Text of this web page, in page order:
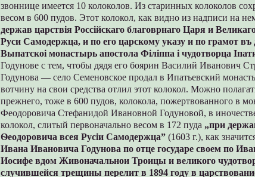
звоннице имеется 10 колоколов. Из старинных колоколов
весом в 600 пудов. Этот колокол, как видно из надписи на
держав царствiя Россiйскаго благоврнаго Царя и
Руси Самодержца, и по его царскому указу и по грамот
Выпатскоi монастырь апостола Фiлiппа i чудотворца
Годунове с тем, чтобы дядя его боярин Василий Иванович
Годунова — село Семеновское продал в Ипатьевский
вотчину на свои средства отлил этот колокол. Можно
прежнего, тоже в 600 пудов, колокола, пожертвованного в
Феодоровича Стефанидой Ивановной Годуновой, в
колокол, слитый первоначально весом в 172 пуда „при
Ѳеодоровича всея Русiи Самодержца”(1603 г.), как
Ивана Ивановича Годунова по отце государе своем по
Иосифе вдом Живоначальнои Троицы и великого
случившейся трещины перелит в 1894 году в